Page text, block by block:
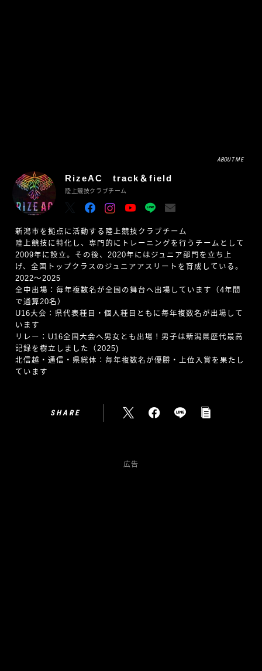
ABOUT ME
RizeAC track＆field
陸上競技クラブチーム
新潟市を拠点に活動する陸上競技クラブチーム
陸上競技に特化し、専門的にトレーニングを行うチームとして
2009年に設立。その後、2020年にはジュニア部門を立ち上
げ、全国トップクラスのジュニアアスリートを育成している。
2022〜2025
全中出場：毎年複数名が全国の舞台へ出場しています（4年間
で通算20名）
U16大会：県代表種目・個人種目ともに毎年複数名が出場して
います
リレー：U16全国大会へ男女とも出場！男子は新潟県歴代最高
記録を樹立しました（2025)
北信越・通信・県総体：毎年複数名が優勝・上位入賞を果たし
ています
SHARE
広告